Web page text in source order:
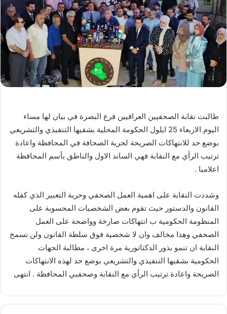
طالبت نقابة الصحفيين العراقيين فرع البصرة في بيان لها مساء
اليوم الاربعاء 25 ايلول الحكومة المحلية بشقيها التنفيذي والتشريعي
بوضع حد للانتهاكات الصريحة لحرية الصحافة في المحافظة واعادة
ترتيب الرأي مع النقابة فهي الساند الاول والناطق بأسم المحافظة
اعلاميا .
وشددت النقابة على اهمية العمل الصحفي وحرية التعبير الذي كفله
القانون والدستور حيث تقوم بعض الشخصيات المحسوبة على
المنظومة الحكومية ب انتهاكات صارخة وواضحة على العمل
الصحفي وهذا مخالف وان لا شخصية فوق سلطة القانون ولن تسمح
النقابة ان تنمو بذور الدكتاتورية مرة اخرى ، مطالبة الجهات
الحكومية بشقيها التنفيذي والتشريعي بوضع حد لهذه الانتهاكات
الصريحة واعادة ترتيب الرأي مع النقابة وصحفيي المحافظة . انتهى